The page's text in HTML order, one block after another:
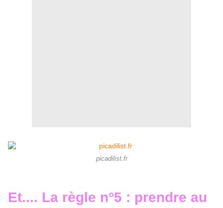
picadilist.fr
Et.... La règle n°5 : prendre au